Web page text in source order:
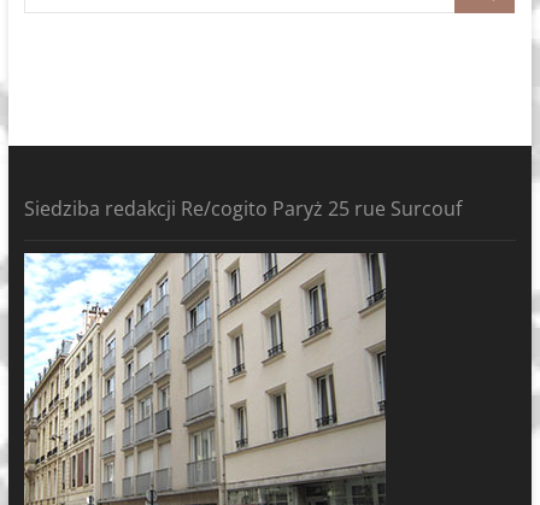
Siedziba redakcji Re/cogito Paryż 25 rue Surcouf